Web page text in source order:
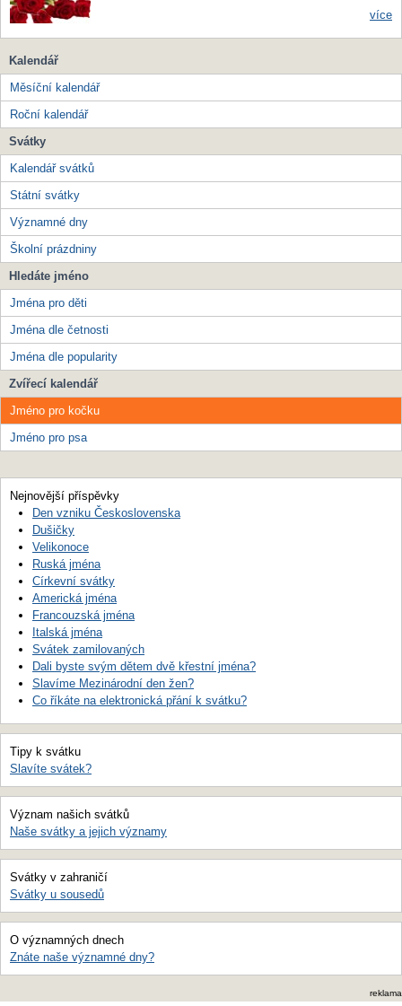
více
Kalendář
Měsíční kalendář
Roční kalendář
Svátky
Kalendář svátků
Státní svátky
Významné dny
Školní prázdniny
Hledáte jméno
Jména pro děti
Jména dle četnosti
Jména dle popularity
Zvířecí kalendář
Jméno pro kočku
Jméno pro psa
Nejnovější příspěvky
Den vzniku Československa
Dušičky
Velikonoce
Ruská jména
Církevní svátky
Americká jména
Francouzská jména
Italská jména
Svátek zamilovaných
Dali byste svým dětem dvě křestní jména?
Slavíme Mezinárodní den žen?
Co říkáte na elektronická přání k svátku?
Tipy k svátku
Slavíte svátek?
Význam našich svátků
Naše svátky a jejich významy
Svátky v zahraničí
Svátky u sousedů
O významných dnech
Znáte naše významné dny?
reklama